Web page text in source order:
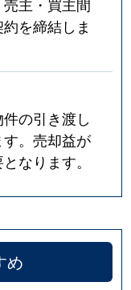
主・買主間
を締結しま
の引き渡し
。売却益が
なります。
め